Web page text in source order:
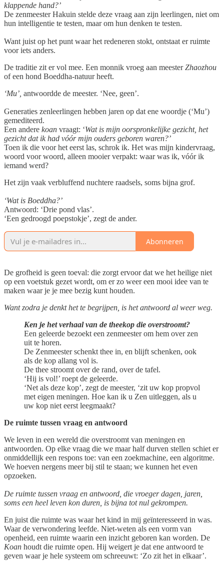
klappende hand?’
De zenmeester Hakuin stelde deze vraag aan zijn leerlingen, niet om
hun intelligentie te testen, maar om hun denken te testen.
Want juist op het punt waar het redeneren stokt, ontstaat er ruimte
voor iets anders.
De traditie zit er vol mee. Een monnik vroeg aan meesterZhaozhou
of een hond Boeddha-natuur heeft.
‘Mu’, antwoordde de meester. ‘Nee, geen’.
Generaties zenleerlingen hebben jaren op dat ene woordje (‘Mu’)
gemediteerd.
Een andere koan vraagt: ‘Wat is mijn oorspronkelijke gezicht, het
gezicht dat ik had vóór mijn ouders geboren waren?’
Toen ik die voor het eerst las, schrok ik. Het was mijn kindervraag,
woord voor woord, alleen mooier verpakt: waar was ik, vóór ik
iemand werd?
Het zijn vaak verbluffend nuchtere raadsels, soms bijna grof.
‘Wat is Boeddha?’
Antwoord: ‘Drie pond vlas’.
‘Een gedroogd poepstokje’, zegt de ander.
Abonneren
De grofheid is geen toeval: die zorgt ervoor dat we het heilige niet
op een voetstuk gezet wordt, om er zo weer een mooi idee van te
maken waar je je mee bezig kunt houden.
Want zodra je denkt het te begrijpen, is het antwoord al weer weg.
Ken je het verhaal van de theekop die overstroomt?
Een geleerde bezoekt een zenmeester om hem over zen
uit te horen.
De Zenmeester schenkt thee in, en blijft schenken, ook
als de kop allang vol is.
De thee stroomt over de rand, over de tafel.
‘Hij is vol!’ roept de geleerde.
‘Net als deze kop’, zegt de meester, ‘zit uw kop propvol
met eigen meningen. Hoe kan ik u Zen uitleggen, als u
uw kop niet eerst leegmaakt?
De ruimte tussen vraag en antwoord
We leven in een wereld die overstroomt van meningen en
antwoorden. Op elke vraag die we maar half durven stellen schiet er
onmiddellijk een respons toe: van een zoekmachine, een algoritme.
We hoeven nergens meer bij stil te staan; we kunnen het even
opzoeken.
De ruimte tussen vraag en antwoord, die vroeger dagen, jaren,
soms een heel leven kon duren, is bijna tot nul gekrompen.
En juist die ruimte was waar het kind in mij geïnteresseerd in was.
Waar de verwondering leefde. Niet-weten als een vorm van
openheid, een ruimte waarin een inzicht geboren kan worden. De
Koan houdt die ruimte open. Hij weigert je dat ene antwoord te
geven waar je hele systeem om schreeuwt: ‘Zo zit het in elkaar’.